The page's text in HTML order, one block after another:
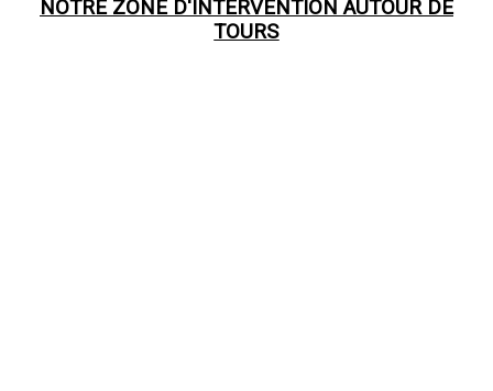
NOTRE ZONE D'INTERVENTION AUTOUR DE
TOURS